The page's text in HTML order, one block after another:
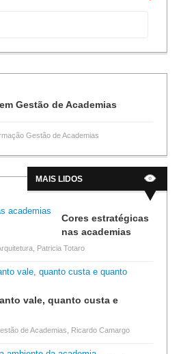
Gestão de Academias
Gestão de Academias
MAIS LIDOS
Cores estratégicas
nas academias
Patricia Totaro
vale, quanto custa e
de Academias Ricardo Camargo